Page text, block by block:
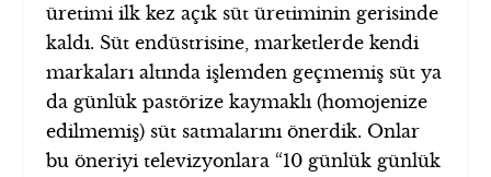
üretimi ilk kez açık süt üretiminin gerisinde
kaldı. Süt endüstrisine, marketlerde kendi
markaları altında işlemden geçmemiş süt ya
da günlük pastörize kaymaklı (homojenize
edilmemiş) süt satmalarını önerdik. Onlar
bu öneriyi televizyonlara “10 günlük günlük